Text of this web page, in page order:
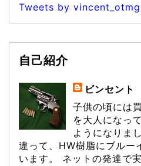
Tweets by vincent_otmg
自己紹介
ビンセント
子供の頃には
を大人になっ
ようになりま
違って、HW樹脂にブルー
います。 ネットの発達で